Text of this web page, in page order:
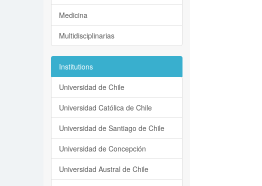
Medicina
Multidisciplinarias
Institutions
Universidad de Chile
Universidad Católica de Chile
Universidad de Santiago de Chile
Universidad de Concepción
Universidad Austral de Chile